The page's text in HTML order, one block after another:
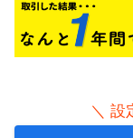
＼ 設